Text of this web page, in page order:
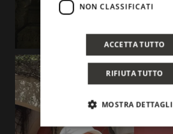
NON CLASSIFICATI
ACCETTA TUTTO
RIFIUTA TUTTO
MOSTRA DETTAGLI